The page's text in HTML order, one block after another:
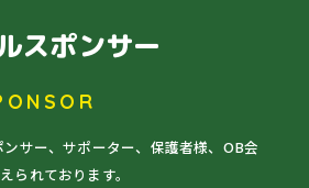
スポンサー
サー、サポーター、保護者様、OB会
られております。